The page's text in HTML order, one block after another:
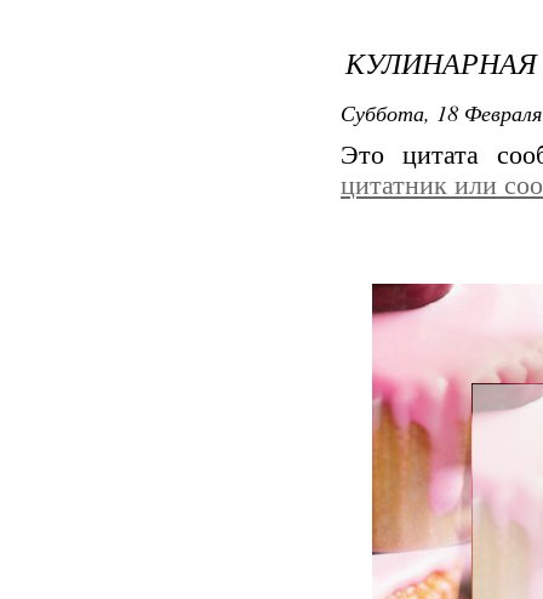
Суббота, 18
Это цитата
цитатник или